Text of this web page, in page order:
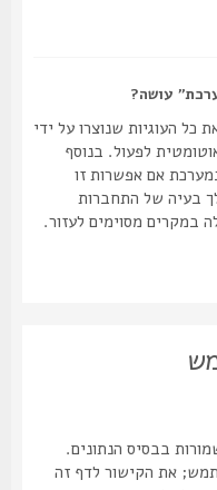
עושה?
שנוצרו על ידי
לפעול. בנוסף
אם אפשרות זו
של התחברות
מסוימים לעזור.
בבסיס הנתונים.
הקישור לדף זה